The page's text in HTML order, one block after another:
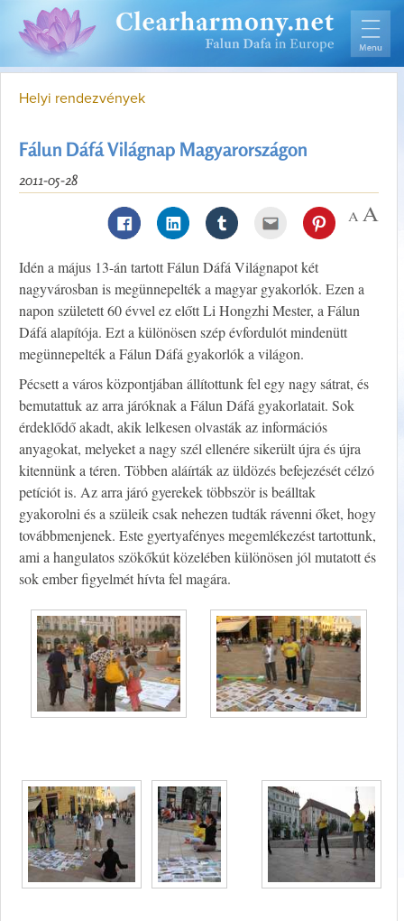
Helyi rendezvények
Fálun Dáfá Világnap Magyarországon
2011-05-28
Idén a május 13-án tartott Fálun Dáfá Világnapot két
nagyvárosban is megünnepelték a magyar gyakorlók. Ezen a
napon született 60 évvel ez előtt Li Hongzhi Mester, a Fálun
Dáfá alapítója. Ezt a különösen szép évfordulót mindenütt
megünnepelték a Fálun Dáfá gyakorlók a világon.
Pécsett a város központjában állítottunk fel egy nagy sátrat, és
bemutattuk az arra járóknak a Fálun Dáfá gyakorlatait. Sok
érdeklődő akadt, akik lelkesen olvasták az információs
anyagokat, melyeket a nagy szél ellenére sikerült újra és újra
kitennünk a téren. Többen aláírták az üldözés befejezését célzó
petíciót is. Az arra járó gyerekek többször is beálltak
gyakorolni és a szüleik csak nehezen tudták rávenni őket, hogy
továbbmenjenek. Este gyertyafényes megemlékezést tartottunk,
ami a hangulatos szökőkút közelében különösen jól mutatott és
sok ember figyelmét hívta fel magára.